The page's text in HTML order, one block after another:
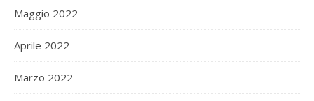
Maggio 2022
Aprile 2022
Marzo 2022